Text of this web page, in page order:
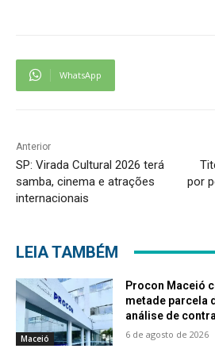
WhatsApp
Anterior
SP: Virada Cultural 2026 terá
samba, cinema e atrações
internacionais
por
LEIA TAMBÉM
Maceió
Procon Maceió
metade parcela
análise de
6 de agosto de 2026